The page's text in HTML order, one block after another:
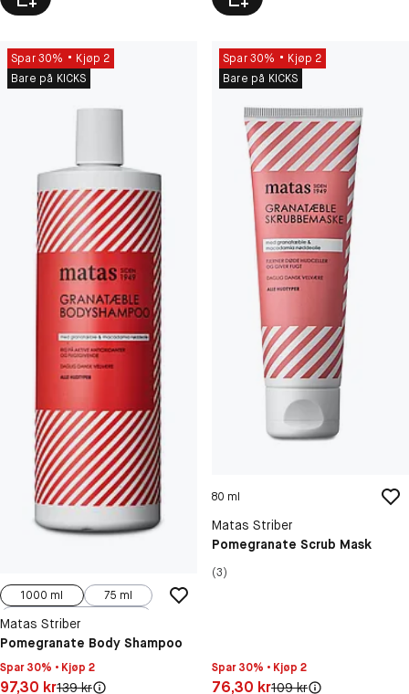
Spar 30%
Kjøp 2
Bare på KICKS
1000 ml
75 ml
500 ml
Matas Striber
Pomegranate Body Shampoo
Spar 30% • Kjøp 2
Pris: 97,30 kr
97,30 krOriginal pris:
139 kr
Spar 30%
Kjøp 2
Bare på KICKS
80 ml
Matas Striber
Pomegranate Scrub Mask
(3)
Spar 30% • Kjøp 2
Pris: 76,30 kr
76,30 krOriginal pris:
109 kr